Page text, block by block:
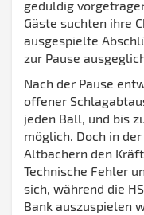
geduldig
Gäste suchten ihre
ausgespielte
zur Pause
Nach der Pause
offener
jeden Ball, und bis
möglich. Doch in
Altbachern den
Technische Fehler
sich, während die
Bank auszuspielen